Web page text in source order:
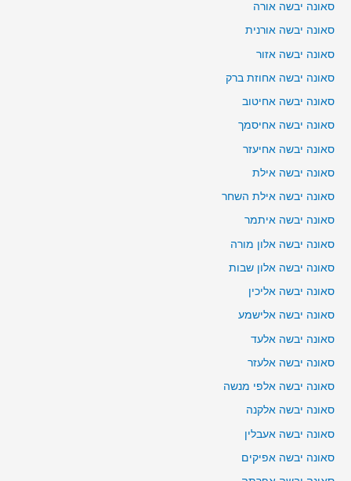
סאונה יבשה אורה
סאונה יבשה אורנית
סאונה יבשה אזור
סאונה יבשה אחוזת ברק
סאונה יבשה אחיטוב
סאונה יבשה אחיסמך
סאונה יבשה אחיעזר
סאונה יבשה אילת
סאונה יבשה אילת השחר
סאונה יבשה איתמר
סאונה יבשה אלון מורה
סאונה יבשה אלון שבות
סאונה יבשה אליכין
סאונה יבשה אלישמע
סאונה יבשה אלעד
סאונה יבשה אלעזר
סאונה יבשה אלפי מנשה
סאונה יבשה אלקנה
סאונה יבשה אעבלין
סאונה יבשה אפיקים